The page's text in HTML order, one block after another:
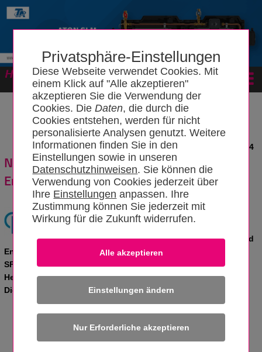
Privatsphäre-Einstellungen
Diese Webseite verwendet Cookies. Mit
einem Klick auf "Alle akzeptieren"
akzeptieren Sie die Verwendung der
Cookies. DieDaten, die durch die
Cookies entstehen, werden für nicht
personalisierte Analysen genutzt. Weitere
Informationen finden Sie in den
Einstellungen sowie in unseren
Datenschutzhinweisen. Sie können die
Verwendung von Cookies jederzeit über
Ihre Einstellungen anpassen. Ihre
Zustimmung können Sie jederzeit mit
Wirkung für die Zukunft widerrufen.
Einstellungen ändern
News vom 06.08.2024
Neues Spül-, Füll-, Entlüftungs- und
Entleerungsventil von HUMMEL
Der Verbindungstechnik-Spezialist HUMMEL
bietet ab sofort ein neues wasser- und jetzt
auch luftdichtes Spül-, Füll-, Entlüftungs- und
Entleerungsventil (SFE-Entleerungsventil) an. Das Hummel
SFE-Ventil eignet sich für die Wartung und den Betrieb von
Heizungs- und Trinkwasseranlagen sowie zur
Dichtigkeitsprüfung.